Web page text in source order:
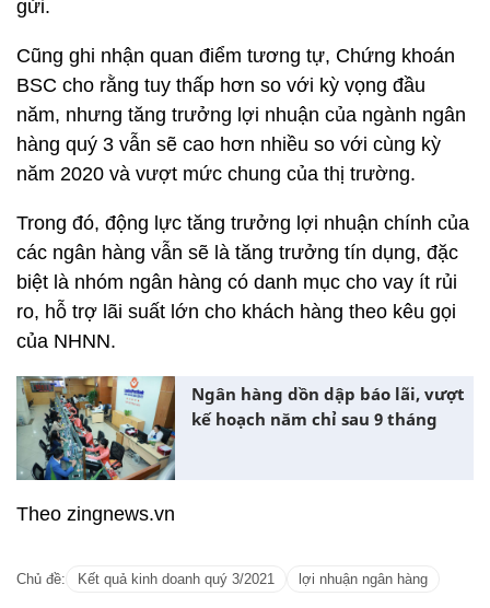
gửi.
Cũng ghi nhận quan điểm tương tự, Chứng khoán
BSC cho rằng tuy thấp hơn so với kỳ vọng đầu
năm, nhưng tăng trưởng lợi nhuận của ngành ngân
hàng quý 3 vẫn sẽ cao hơn nhiều so với cùng kỳ
năm 2020 và vượt mức chung của thị trường.
Trong đó, động lực tăng trưởng lợi nhuận chính của
các ngân hàng vẫn sẽ là tăng trưởng tín dụng, đặc
biệt là nhóm ngân hàng có danh mục cho vay ít rủi
ro, hỗ trợ lãi suất lớn cho khách hàng theo kêu gọi
của NHNN.
Ngân hàng dồn dập báo lãi, vượt
kế hoạch năm chỉ sau 9 tháng
Theo zingnews.vn
Chủ đề: Kết quả kinh doanh quý 3/2021 lợi nhuận ngân hàng